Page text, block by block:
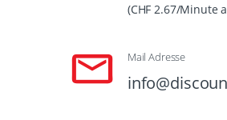
(CHF 2.67/Minute
Mail Adresse